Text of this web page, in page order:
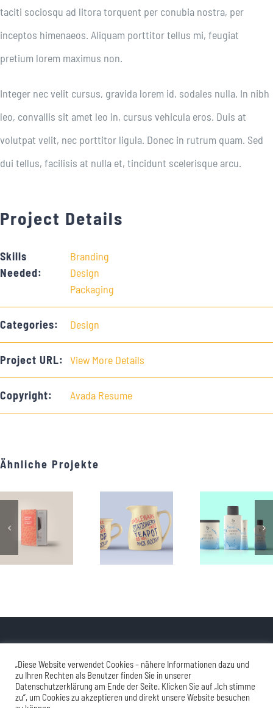
taciti sociosqu ad litora torquent per conubia nostra, per
inceptos himenaeos. Aliquam porttitor tellus mi, feugiat
pretium lorem maximus non.
Integer nec velit cursus, gravida lorem id, sodales nulla. In nibh
leo, convallis sit amet leo in, cursus vehicula eros. Duis at
volutpat velit, nec porttitor ligula. Donec in rutrum quam. Sed
dui tellus, facilisis at nulla et, tincidunt scelerisque arcu.
Project Details
Skills
Needed:
Branding
Design
Packaging
Categories: Design
Project URL: View More Details
Copyright: Avada Resume
Ähnliche Projekte
Impressum|Datenschutz
„Diese Website verwendet Cookies – nähere Informationen dazu und
zu Ihren Rechten als Benutzer finden Sie in unserer
Datenschutzerklärung am Ende der Seite. Klicken Sie auf „Ich stimme
zu“, um Cookies zu akzeptieren und direkt unsere Website besuchen